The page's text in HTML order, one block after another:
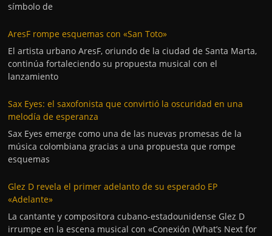
símbolo de
AresF rompe esquemas con «San Toto»
El artista urbano AresF, oriundo de la ciudad de Santa Marta,
continúa fortaleciendo su propuesta musical con el
lanzamiento
Sax Eyes: el saxofonista que convirtió la oscuridad en una
melodía de esperanza
Sax Eyes emerge como una de las nuevas promesas de la
música colombiana gracias a una propuesta que rompe
esquemas
Glez D revela el primer adelanto de su esperado EP
«Adelante»
La cantante y compositora cubano-estadounidense Glez D
irrumpe en la escena musical con «Conexión (What’s Next for